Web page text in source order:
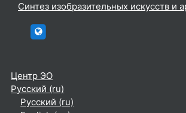
Синтез изобразительных искусств и
Центр ЭО
Русский ‎(ru)‎
Русский ‎(ru)‎